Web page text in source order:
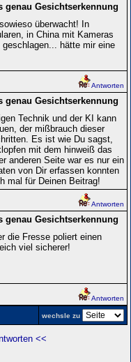
genau Gesichtserkennung
überwacht! In
in China mit Kameras
hätte mir eine
Antworten
genau Gesichtserkennung
Technik und der KI kann
der mißbrauch dieser
Es ist wie Du sagst,
mit dem hinweiß das
anderen Seite war es nur ein
von Dir erfassen konnten
mal für Deinen Beitrag!
Antworten
genau Gesichtserkennung
die Fresse poliert einen
viel sicherer!
Antworten
wechsle zu
<<